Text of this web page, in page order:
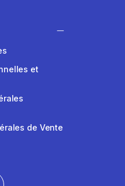
et
de Vente